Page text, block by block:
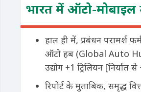
भारत में ऑटो-मोबाइल
हाल ही में, प्रबंधन परामर्श
ऑटो हब (Global Auto
उद्योग +1 ट्रिलियन
रिपोर्ट के मुताबिक, समृद्ध